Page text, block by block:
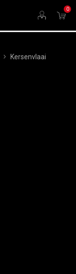
0
Kersenvlaai